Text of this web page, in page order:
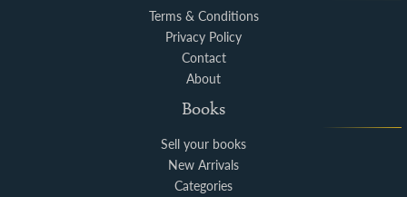
Terms & Conditions
Privacy Policy
Contact
About
Books
Sell your books
New Arrivals
Categories